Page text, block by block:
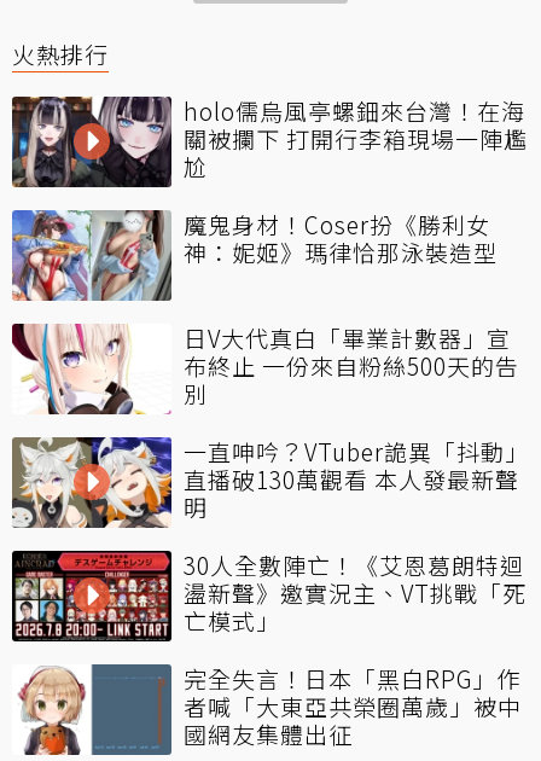
火熱排行
holo儒烏風亭螺鈿來台灣！在海
關被攔下 打開行李箱現場一陣尷
尬
魔鬼身材！Coser扮《勝利女
神：妮姬》瑪律恰那泳裝造型
日V大代真白「畢業計數器」宣
布終止 一份來自粉絲500天的告
別
一直呻吟？VTuber詭異「抖動」
直播破130萬觀看 本人發最新聲
明
30人全數陣亡！《艾恩葛朗特迴
盪新聲》邀實況主、VT挑戰「死
亡模式」
完全失言！日本「黑白RPG」作
者喊「大東亞共榮圈萬歲」被中
國網友集體出征